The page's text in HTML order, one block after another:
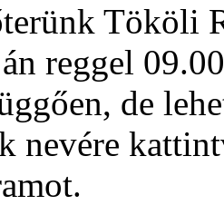
Tököli
reggel
de
nevére